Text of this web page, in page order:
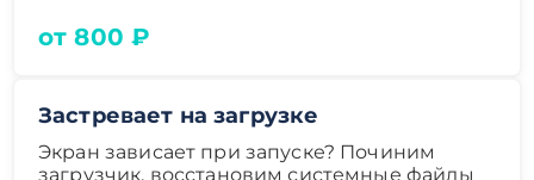
от 800 ₽
Застревает на загрузке
Экран зависает при запуске? Починим
загрузчик, восстановим системные файлы